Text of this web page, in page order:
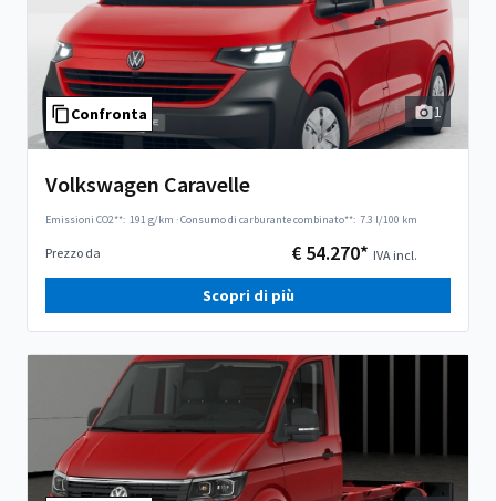
Confronta 1
Volkswagen Caravelle
Emissioni CO2**: 191 g/km ·Consumo di carburante combinato**: 7.3 l/100 km
Prezzo da € 54.270* IVA incl.
Scopri di più